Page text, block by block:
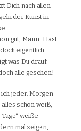
Dich nach allen
der Kunst in
gut, Mann! Hast
eigentlich
was Du drauf
alle gesehen!
ich jeden Morgen
alles schön weiß,
weiße
mal zeigen,